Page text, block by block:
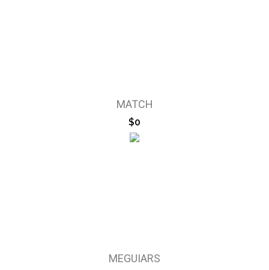
MATCH
$0
MEGUIARS